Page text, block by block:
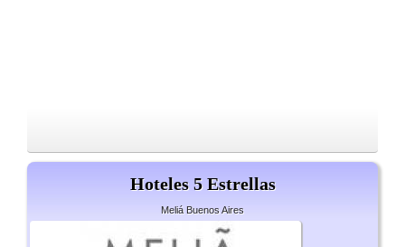
Hoteles 5 Estrellas
Meliá Buenos Aires